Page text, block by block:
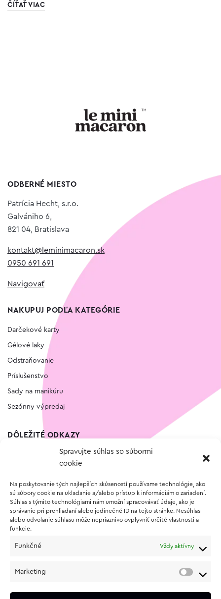
Spravujte súhlas so súbormi
cookie
Na poskytovanie tých najlepších skúseností používame technológie, ako
sú súbory cookie na ukladanie a/alebo prístup k informáciám o zariadení.
Súhlas s týmito technológiami nám umožní spracovávať údaje, ako je
správanie pri prehliadaní alebo jedinečné ID na tejto stránke. Nesúhlas
alebo odvolanie súhlasu môže nepriaznivo ovplyvniť určité vlastnosti a
funkcie.
Funkčné Vždy aktívny
Marketing
ČÍŤAŤ VIAC
ODBERNÉ MIESTO
Patrícia Hecht, s.r.o.
Galvániho 6,
821 04, Bratislava
kontakt@leminimacaron.sk
0950 691 691
Navigovať
NAKUPUJ PODĽA KATEGÓRIE
Darčekové karty
Gélové laky
Odstraňovanie
Príslušenstvo
Sady na manikúru
Sezónny výpredaj
DÔLEŽITÉ ODKAZY
Vernostný program
O NÁKUPE
Vrátenie a reklamácia tovaru